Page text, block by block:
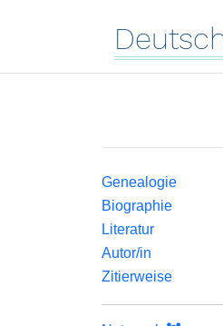
Genealogie
Biographie
Literatur
Autor/in
Zitierweise